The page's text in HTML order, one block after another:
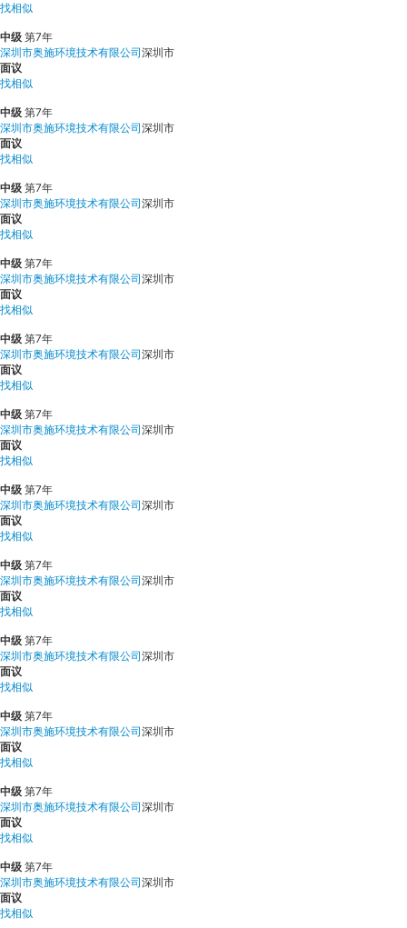
找相似
中级 第7年
深圳市奥施环境技术有限公司深圳市
面议
找相似
中级 第7年
深圳市奥施环境技术有限公司深圳市
面议
找相似
中级 第7年
深圳市奥施环境技术有限公司深圳市
面议
找相似
中级 第7年
深圳市奥施环境技术有限公司深圳市
面议
找相似
中级 第7年
深圳市奥施环境技术有限公司深圳市
面议
找相似
中级 第7年
深圳市奥施环境技术有限公司深圳市
面议
找相似
中级 第7年
深圳市奥施环境技术有限公司深圳市
面议
找相似
中级 第7年
深圳市奥施环境技术有限公司深圳市
面议
找相似
中级 第7年
深圳市奥施环境技术有限公司深圳市
面议
找相似
中级 第7年
深圳市奥施环境技术有限公司深圳市
面议
找相似
中级 第7年
深圳市奥施环境技术有限公司深圳市
面议
找相似
中级 第7年
深圳市奥施环境技术有限公司深圳市
面议
找相似